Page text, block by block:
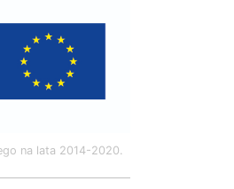
na lata 2014-2020.